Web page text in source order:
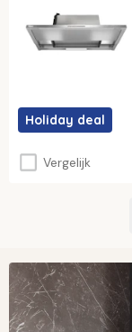
Holiday deal
Vergelijk